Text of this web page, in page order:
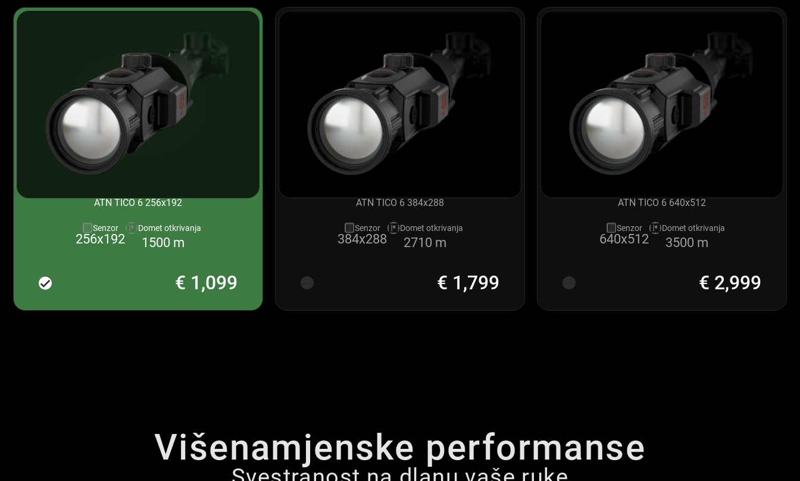
ATN TICO 6 256x192
Senzor
256x192
Domet otkrivanja
1500 m
€ 1,099
ATN TICO 6 384x288
Senzor
384x288
Domet otkrivanja
2710 m
€ 1,799
ATN TICO 6 640x512
Senzor
640x512
Domet otkrivanja
3500 m
€ 2,999
Višenamjenske performanse